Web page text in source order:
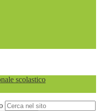
scolastico